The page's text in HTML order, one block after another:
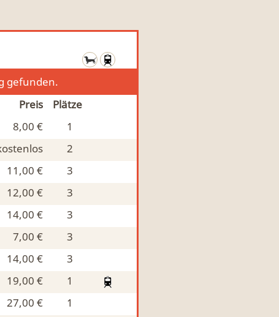
gefunden.
Preis
Plätze
8,00 € 1
2
11,00 € 3
12,00 € 3
14,00 € 3
7,00 € 3
14,00 € 3
19,00 € 1
27,00 € 1